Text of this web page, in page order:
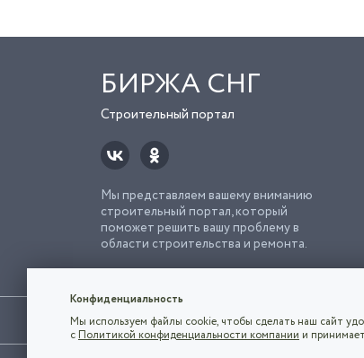
БИРЖА СНГ
Строительный портал
Мы представляем вашему вниманию
строительный портал, который
поможет решить вашу проблему в
области строительства и ремонта.
Использование сайта, в том числе подача
владельца.
Конфиденциальность
Мы используем файлы cookie, чтобы сделать наш сайт
с Политикой конфиденциальности компании и